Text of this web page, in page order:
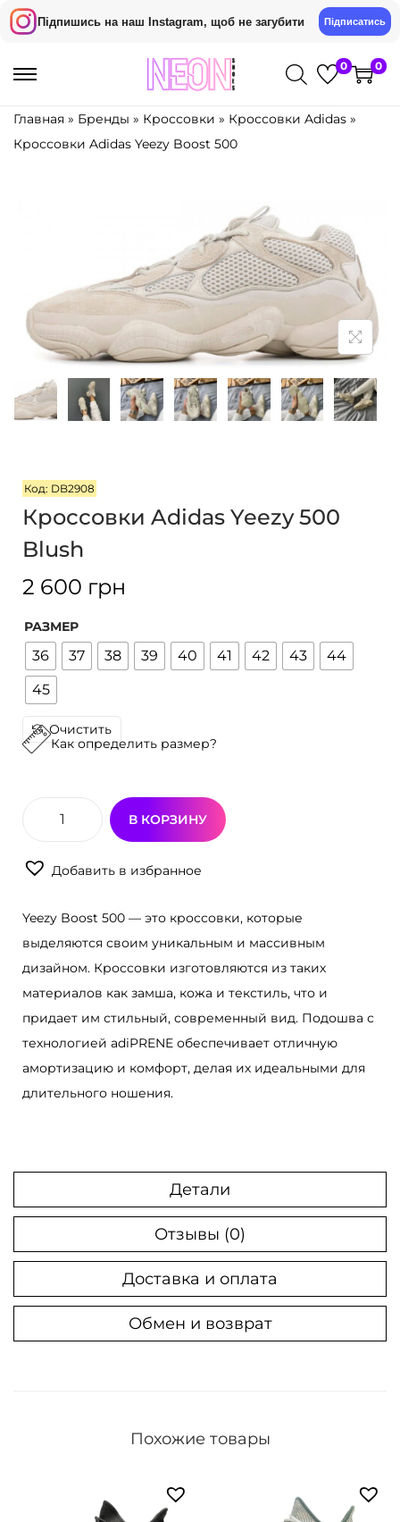
Підпишись на наш Instagram, щоб не загубити Підписатись
S
n
a
v
g
t
i
S
c
o
n
e
t
0 0
Главная » Бренды » Кроссовки » Кроссовки Adidas »
Кроссовки Adidas Yeezy Boost 500
Код: DB2908
Кроссовки Adidas Yeezy 500
Blush
2 600 грн
РАЗМЕР
36 37 38 39 40 41 42 43
44
45
Очистить
Как определить размер?
л
а
р
с
В КОРЗИНУ
Добавить в избранное
Yeezy Boost 500 — это кроссовки, которые
выделяются своим уникальным и массивным
дизайном. Кроссовки изготовляются из таких
материалов как замша, кожа и текстиль, что и
придает им стильный, современный вид. Подошва с
технологией adiPRENE обеспечивает отличную
амортизацию и комфорт, делая их идеальными для
длительного ношения.
Детали
Отзывы (0)
Доставка и оплата
Обмен и возврат
Похожие товары